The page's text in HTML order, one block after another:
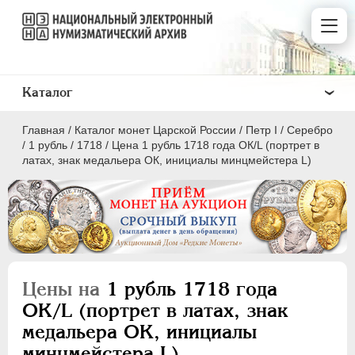
Главная / Каталог монет Царской России / Пeтр I / Серебро
/ 1 рубль / 1718 / Цена 1 рубль 1718 года ОК/L (портрет в
латах, знак медальера ОК, инициалы минцмейстера L)
Цены на 1 рубль 1718 года
ОК/L (портрет в латах, знак
медальера ОК, инициалы
Каталог
ПEТР I 1699 - 1725
Серебро
1 рубль
Полтина